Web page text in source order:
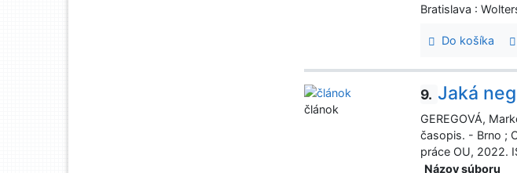
Bratislava :
Do košíka
9. Jaká
GEREGOVÁ,
časopis. - Brno ;
práce OU, 2022.
Názov súboru
článok